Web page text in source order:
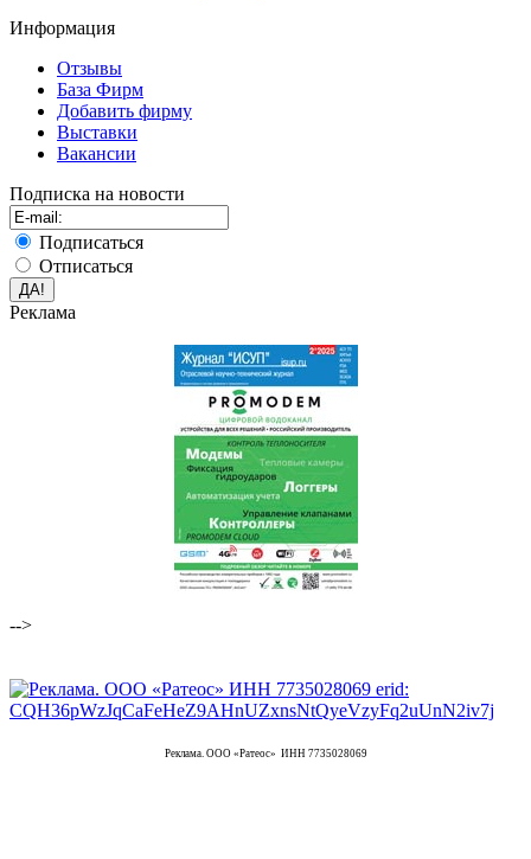
Информация
Отзывы
База Фирм
Добавить фирму
Выставки
Вакансии
Подписка на новости
Подписаться
Отписаться
Реклама
-->
Реклама. ООО «Ратеос» ИНН 7735028069